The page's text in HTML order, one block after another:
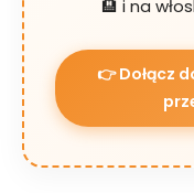
🏨 i na
👉 Dołącz